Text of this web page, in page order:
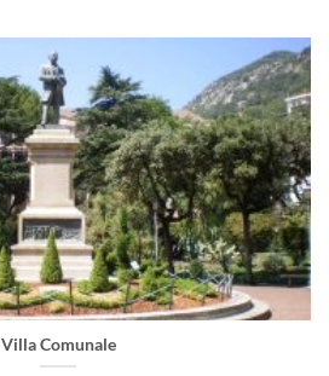
Villa Comunale